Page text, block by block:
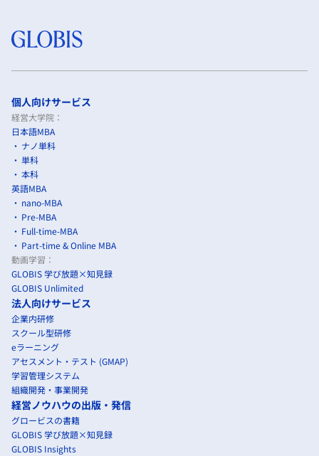
個人向けサービス
経営大学院：
日本語MBA
ナノ単科
単科
本科
英語MBA
nano-MBA
Pre-MBA
Full-time-MBA
Part-time & Online MBA
動画学習：
GLOBIS 学び放題×知見録
GLOBIS Unlimited
法人向けサービス
企業内研修
スクール型研修
eラーニング
アセスメント・テスト (GMAP)
学習管理システム
組織開発・事業開発
経営ノウハウの出版・発信
グロービスの書籍
GLOBIS 学び放題×知見録
GLOBIS Insights